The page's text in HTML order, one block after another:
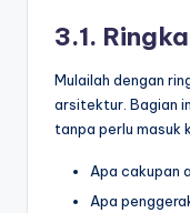
3.1.
Mulailah dengan
arsitektur. Bagian
tanpa perlu masuk
Apa cakupan
Apa